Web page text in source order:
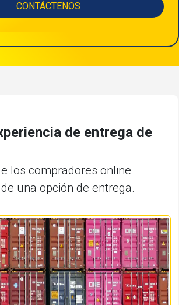
CONTÁCTENOS
de entrega de
los compradores online
una opción de entrega.